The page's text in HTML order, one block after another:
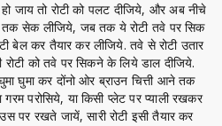
जाय तो रोटी को पलट दीजिये, और अब नीचे
तक सेक लीजिये, जब तक ये रोटी तवे पर सिक
बेल कर तैयार कर लीजिये. तवे से रोटी उतार
को तवे पर सिकने के लिये डाल दीजिये.
घुमा कर दोंनो ओर ब्राउन चित्ती आने तक
परोसिये, या किसी प्लेट पर प्याली रखकर
पर रखते जायें, सारी रोटी इसी तैयार कर